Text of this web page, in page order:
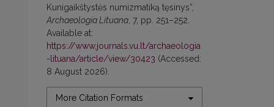
Kunigaikštystės numizmatiką tęsinys”,
Archaeologia Lituana , 7, pp. 251–252.
Available at:
https://www.journals.vu.lt/archaeologia
-lituana/article/view/30423 (Accessed:
8 August 2026).
More Citation Formats